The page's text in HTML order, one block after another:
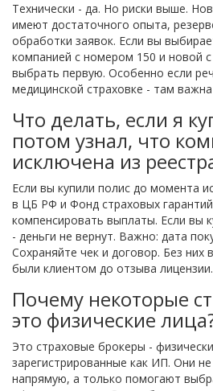
Технически - да. Но риски выше.
имеют достаточного опыта,
обработки заявок. Если вы
компанией с номером 150 и новой
выбрать первую. Особенно если
медицинской страховке - там
Что делать, если я
потом узнал, что
исключена из
Если вы купили полис до момента
в ЦБ РФ и Фонд страховых
компенсировать выплаты. Если вы
- деньги не вернут. Важно: дата
Сохраняйте чек и договор. Без них
были клиентом до отзыва лицензии.
Почему некоторые
это физические
Это страховые брокеры -
зарегистрированные как ИП. Они
напрямую, а только помогают